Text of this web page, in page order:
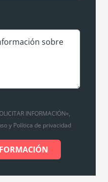
INFORMACIÓN»,
y Política de privacidad